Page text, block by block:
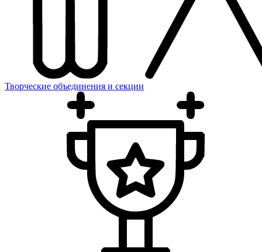
Творческие объединения и секции